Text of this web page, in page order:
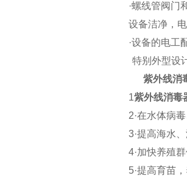
·螺线管阀门
设备洁净，
·设备的电工
特别外型设
紫外线消
1紫外线消毒
2·在水体病
3·提高海水
4·加快养殖
5·提高育苗